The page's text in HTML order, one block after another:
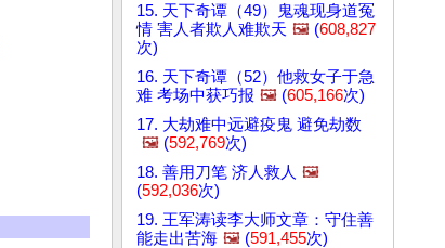
15. 天下奇谭（49）鬼魂现身道冤
情 害人者欺人难欺天 🖼️ (608,827
次)
16. 天下奇谭（52）他救女子于急
难 考场中获巧报 🖼️ (605,166次)
17. 大劫难中远避疫鬼 避免劫数
🖼️ (592,769次)
18. 善用刀笔 济人救人 🖼️
(592,036次)
19. 王军涛读李大师文章：守住善
能走出苦海 🖼️ (591,455次)